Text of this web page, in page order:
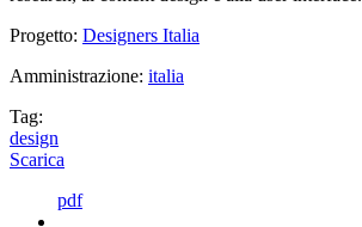
Progetto: Designers Italia
Amministrazione: italia
Tag:
design
Scarica
pdf